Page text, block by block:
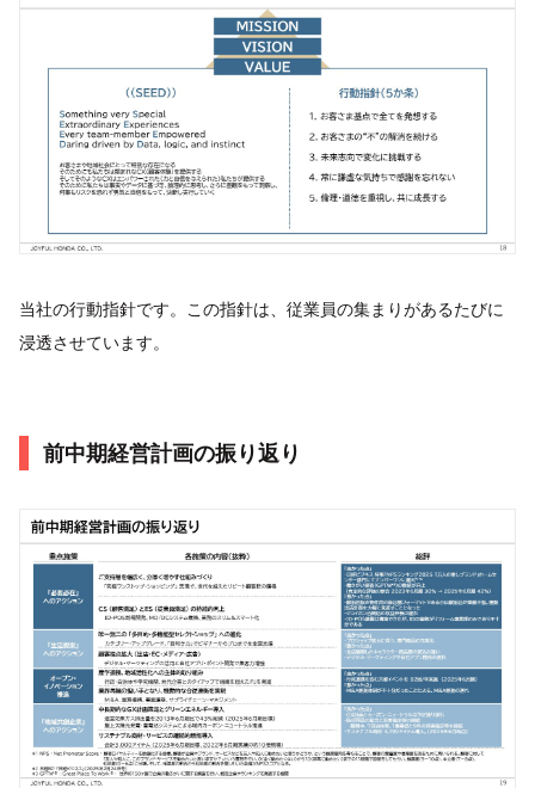
当社の行動指針です。この指針は、従業員の集まりがあるたびに
浸透させています。
前中期経営計画の振り返り